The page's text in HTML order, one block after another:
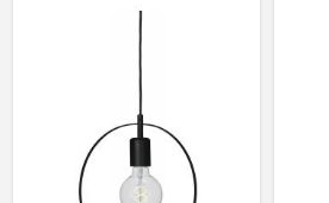
Tillverkare
Aneta